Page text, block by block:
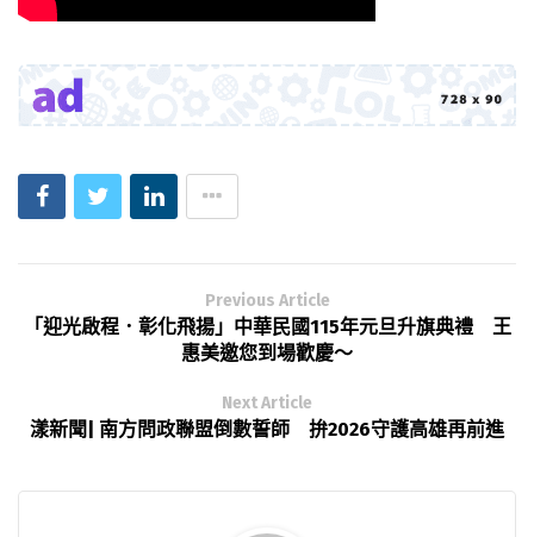
Previous Article
「迎光啟程．彰化飛揚」中華民國115年元旦升旗典禮 王
惠美邀您到場歡慶～
Next Article
漾新聞| 南方問政聯盟倒數誓師 拚2026守護高雄再前進